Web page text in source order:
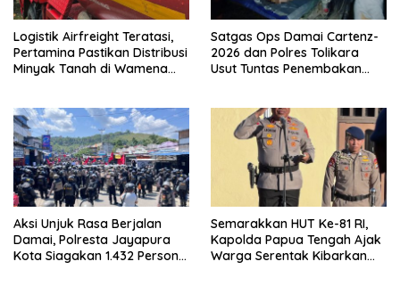
Logistik Airfreight Teratasi,
Pertamina Pastikan Distribusi
Minyak Tanah di Wamena
Satgas Ops Damai Cartenz-
2026 dan Polres Tolikara
Usut Tuntas Penembakan
Aksi Unjuk Rasa Berjalan
Damai, Polresta Jayapura
Kota Siagakan 1.432 Personel
Semarakkan HUT Ke-81 RI,
Kapolda Papua Tengah Ajak
Warga Serentak Kibarkan